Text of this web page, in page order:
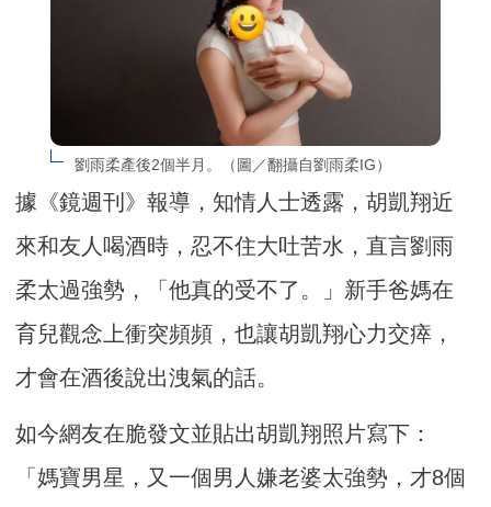
劉雨柔產後2個半月。（圖／翻攝自劉雨柔IG）
據《鏡週刊》報導，知情人士透露，胡凱翔近
來和友人喝酒時，忍不住大吐苦水，直言劉雨
柔太過強勢，「他真的受不了。」新手爸媽在
育兒觀念上衝突頻頻，也讓胡凱翔心力交瘁，
才會在酒後說出洩氣的話。
如今網友在脆發文並貼出胡凱翔照片寫下：
「媽寶男星，又一個男人嫌老婆太強勢，才8個